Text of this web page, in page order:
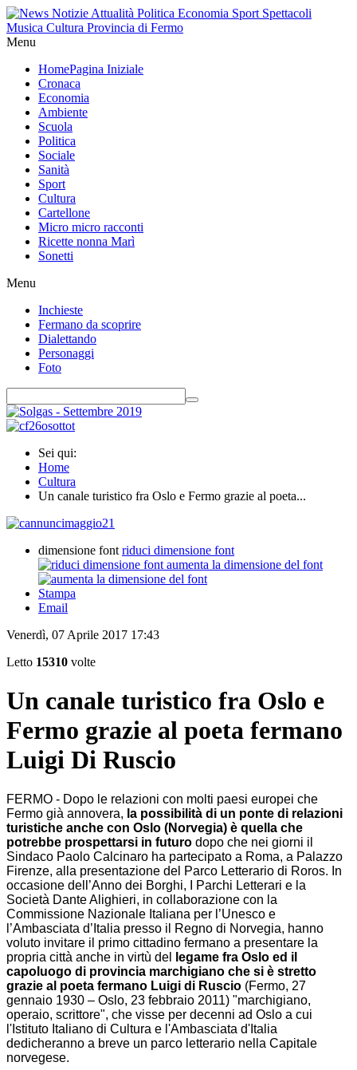
Menu
HomePagina Iniziale
Cronaca
Economia
Ambiente
Scuola
Politica
Sociale
Sanità
Sport
Cultura
Cartellone
Micro micro racconti
Ricette nonna Marì
Sonetti
Menu
Inchieste
Fermano da scoprire
Dialettando
Personaggi
Foto
Sei qui:
Home
Cultura
Un canale turistico fra Oslo e Fermo grazie al poeta...
dimensione font riduci dimensione font
aumenta la dimensione del font
Stampa
Email
Venerdì, 07 Aprile 2017 17:43
Letto 15310 volte
Un canale turistico fra Oslo e
Fermo grazie al poeta fermano
Luigi Di Ruscio
FERMO - Dopo le relazioni con molti paesi europei che
Fermo già annovera, la possibilità di un ponte di relazioni
turistiche anche con Oslo (Norvegia) è quella che
potrebbe prospettarsi in futuro dopo che nei giorni il
Sindaco Paolo Calcinaro ha partecipato a Roma, a Palazzo
Firenze, alla presentazione del Parco Letterario di Roros. In
occasione dell’Anno dei Borghi, I Parchi Letterari e la
Società Dante Alighieri, in collaborazione con la
Commissione Nazionale Italiana per l’Unesco e
l’Ambasciata d’Italia presso il Regno di Norvegia, hanno
voluto invitare il primo cittadino fermano a presentare la
propria città anche in virtù del
legame fra Oslo ed il
capoluogo di provincia marchigiano che si è stretto
grazie al poeta fermano Luigi di Ruscio (Fermo, 27
gennaio 1930 – Oslo, 23 febbraio 2011) "marchigiano,
operaio, scrittore", che visse per decenni ad Oslo a cui
l'Istituto Italiano di Cultura e l'Ambasciata d'Italia
dedicheranno a breve un parco letterario nella Capitale
norvegese.